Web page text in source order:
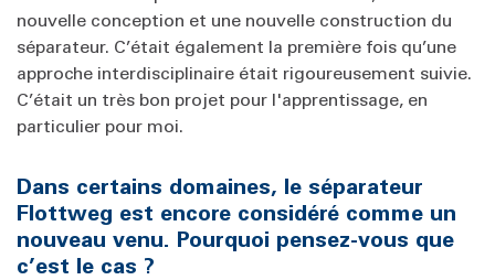
nouvelle conception et une nouvelle construction du
séparateur. C’était également la première fois qu’une
approche interdisciplinaire était rigoureusement suivie.
C’était un très bon projet pour l'apprentissage, en
particulier pour moi.
Dans certains domaines, le séparateur
Flottweg est encore considéré comme un
nouveau venu. Pourquoi pensez-vous que
c’est le cas ?